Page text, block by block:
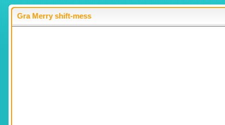
Gra Merry shift-mess